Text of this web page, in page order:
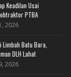
Keadilan Usai
PTBA
2026
Limbah Batu Bara,
DLH Lahat
2026